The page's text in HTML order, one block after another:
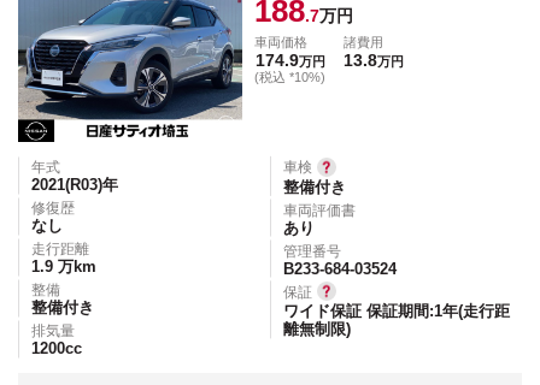
188.7万円
車両価格
174.9万円
(税込 *10%)
諸費用
13.8万円
年式
2021(R03)年
修復歴
なし
走行距離
1.9 万km
整備
整備付き
排気量
1200cc
車検
整備付き
車両評価書
あり
管理番号
B233-684-03524
保証
ワイド保証 保証期間:1年(走行距
離無制限)